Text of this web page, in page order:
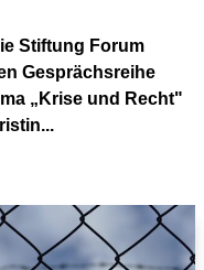
Stiftung Forum
Gesprächsreihe
„Krise und Recht"